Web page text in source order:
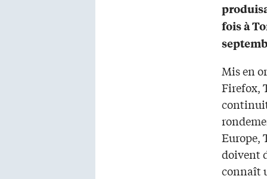
fois à
Mis en
Firefox,
Europe,
doivent
connaît